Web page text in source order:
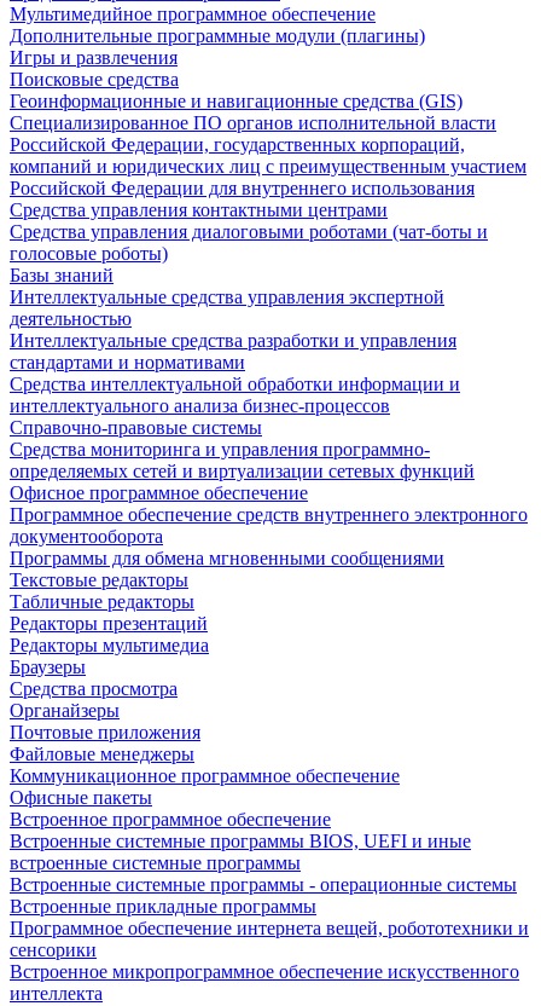
Мультимедийное программное обеспечение
Дополнительные программные модули (плагины)
Игры и развлечения
Поисковые средства
Геоинформационные и навигационные средства (GIS)
Специализированное ПО органов исполнительной власти
Российской Федерации, государственных корпораций,
компаний и юридических лиц с преимущественным участием
Российской Федерации для внутреннего использования
Средства управления контактными центрами
Средства управления диалоговыми роботами (чат-боты и
голосовые роботы)
Базы знаний
Интеллектуальные средства управления экспертной
деятельностью
Интеллектуальные средства разработки и управления
стандартами и нормативами
Средства интеллектуальной обработки информации и
интеллектуального анализа бизнес-процессов
Справочно-правовые системы
Средства мониторинга и управления программно-
определяемых сетей и виртуализации сетевых функций
Офисное программное обеспечение
Программное обеспечение средств внутреннего электронного
документооборота
Программы для обмена мгновенными сообщениями
Текстовые редакторы
Табличные редакторы
Редакторы презентаций
Редакторы мультимедиа
Браузеры
Средства просмотра
Органайзеры
Почтовые приложения
Файловые менеджеры
Коммуникационное программное обеспечение
Офисные пакеты
Встроенное программное обеспечение
Встроенные системные программы BIOS, UEFI и иные
встроенные системные программы
Встроенные системные программы - операционные системы
Встроенные прикладные программы
Программное обеспечение интернета вещей, робототехники и
сенсорики
Встроенное микропрограммное обеспечение искусственного
интеллекта